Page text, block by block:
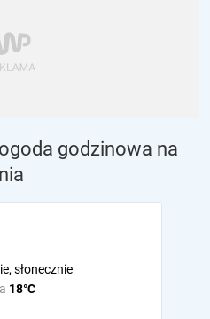
godzinowa na
18°C
słonecznie